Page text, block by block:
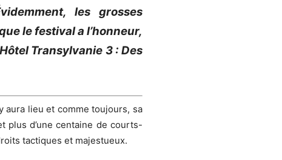
les grosses
le festival a l’honneur,
Transylvanie 3 : Des
aura lieu et comme toujours, sa
plus d’une centaine de courts-
tactiques et majestueux.